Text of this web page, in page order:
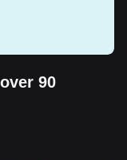
90